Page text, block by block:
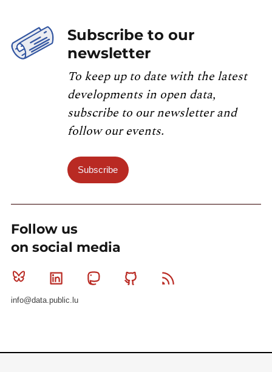
Subscribe to our
newsletter
To keep up to date with the latest
developments in open data,
subscribe to our newsletter and
follow our events.
Subscribe
Follow us
on social media
Bluesky Linkedin MastodonGithub
info@data.public.lu